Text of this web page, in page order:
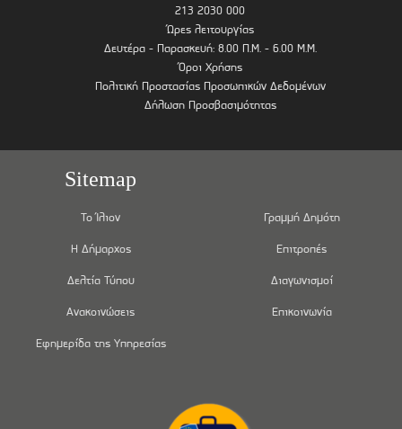
213 2030 000
Ώρες λειτουργίας
Δευτέρα - Παρασκευή: 8.00 Π.Μ. - 6.00 Μ.Μ.
Όροι Χρήσης
Πολιτική Προστασίας Προσωπικών Δεδομένων
Δήλωση Προσβασιμότητας
Sitemap
Το Ίλιον
Η Δήμαρχος
Δελτία Τύπου
Ανακοινώσεις
Εφημερίδα της Υπηρεσίας
Γραμμή Δημότη
Επιτροπές
Διαγωνισμοί
Επικοινωνία